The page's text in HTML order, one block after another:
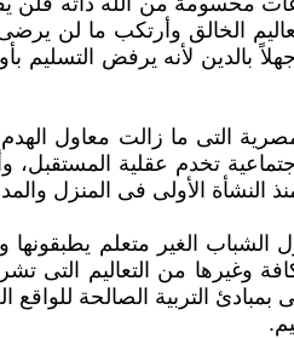
وأرتكب ما لن يرضى
بالدين لأنه يرفض
التى ما زالت معاول
تخدم عقلية
منذ النشأة الأولى فى
الغير متعلم يطبقونها
وغيرها من التعاليم التى
التربية الصالحة